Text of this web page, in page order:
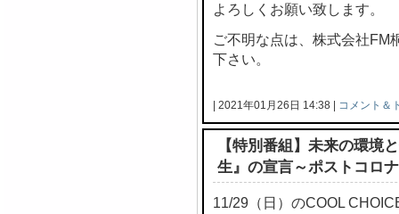
よろしくお願い致します。
ご不明な点は、株式会社FM
下さい。
| 2021年01月26日 14:38 | コメント＆
【特別番組】未来の環境
生』の宣言～ポストコロ
11/29（日）のCOOL